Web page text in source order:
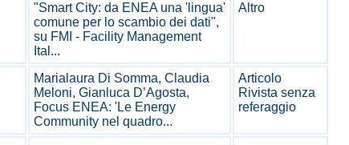
"Smart City: da ENEA una 'lingua'
comune per lo scambio dei dati",
su FMI - Facility Management
Ital...
Altro
Marialaura Di Somma, Claudia
Meloni, Gianluca D’Agosta,
Focus ENEA: 'Le Energy
Community nel quadro...
Articolo
Rivista senza
referaggio